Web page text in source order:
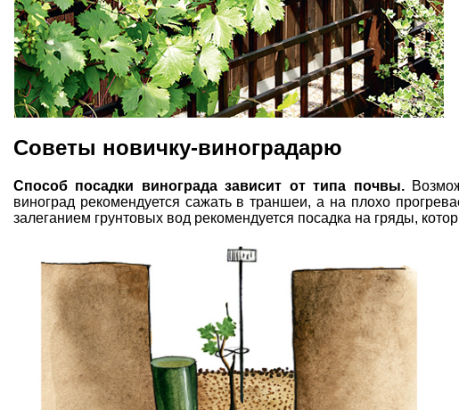
Советы новичку-виноградарю
Способ посадки винограда зависит от типа почвы.
виноград рекомендуется сажать в траншеи, а на плохо
залеганием грунтовых вод рекомендуется посадка на гряды,